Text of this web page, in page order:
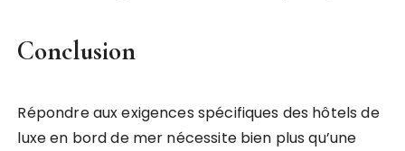
Conclusion
Répondre aux exigences spécifiques des hôtels de
luxe en bord de mer nécessite bien plus qu’une